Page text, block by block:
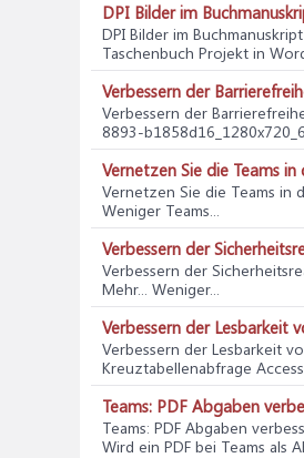
DPI Bilder im
DPI Bilder im
Taschenbuch Projekt in
Verbessern der
Verbessern der
8893-
Vernetzen Sie die Teams
Vernetzen Sie die Teams in
Weniger Teams...
Verbessern der
Verbessern der
Mehr... Weniger...
Verbessern der Lesbarkeit
Verbessern der Lesbarkeit
Kreuztabellenabfrage
Teams: PDF Abgaben
Teams: PDF Abgaben
Wird ein PDF bei Teams als